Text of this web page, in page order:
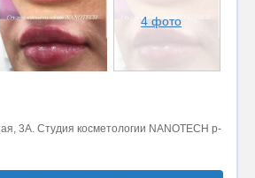
4 фото
3А. Студия косметологии NANOTECH р-